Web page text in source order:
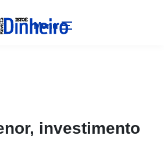
Menu
investimento